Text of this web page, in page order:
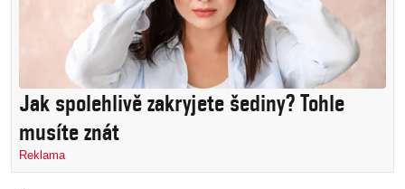
Jak spolehlivě zakryjete šediny? Tohle
musíte znát
Reklama